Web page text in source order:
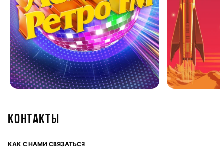
Контакты
КАК С НАМИ СВЯЗАТЬСЯ